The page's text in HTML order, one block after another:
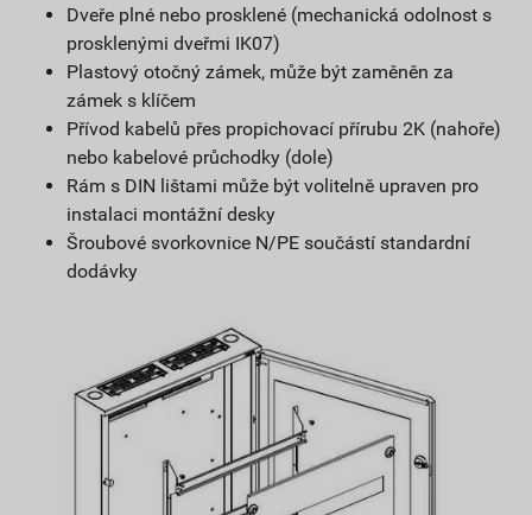
Dveře plné nebo prosklené (mechanická odolnost s
prosklenými dveřmi IK07)
Plastový otočný zámek, může být zaměněn za
zámek s klíčem
Přívod kabelů přes propichovací přírubu 2K (nahoře)
nebo kabelové průchodky (dole)
Rám s DIN lištami může být volitelně upraven pro
instalaci montážní desky
Šroubové svorkovnice N/PE součástí standardní
dodávky